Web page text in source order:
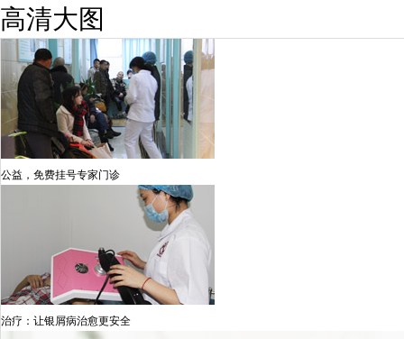
高清大图
公益，免费挂号专家门诊
治疗：让银屑病治愈更安全